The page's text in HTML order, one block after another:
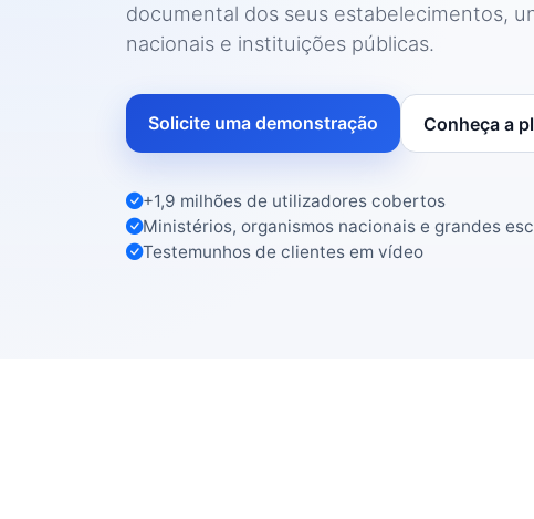
documental dos seus estabelecimentos,
nacionais e instituições públicas.
Solicite uma demonstração Conheça a
+1,9 milhões de utilizadores cobertos
Ministérios, organismos nacionais e grandes
Testemunhos de clientes em vídeo